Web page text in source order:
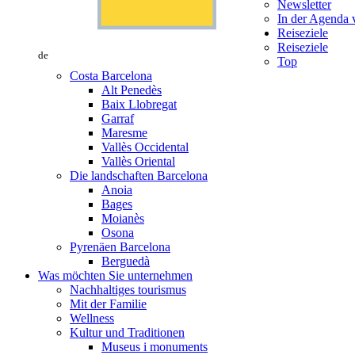
de
Newsletter
In der Agenda
Reiseziele
Reiseziele
Top
Costa Barcelona
Alt Penedès
Baix Llobregat
Garraf
Maresme
Vallès Occidental
Vallès Oriental
Die landschaften Barcelona
Anoia
Bages
Moianès
Osona
Pyrenäen Barcelona
Berguedà
Was möchten Sie unternehmen
Nachhaltiges tourismus
Mit der Familie
Wellness
Kultur und Traditionen
Museus i monuments